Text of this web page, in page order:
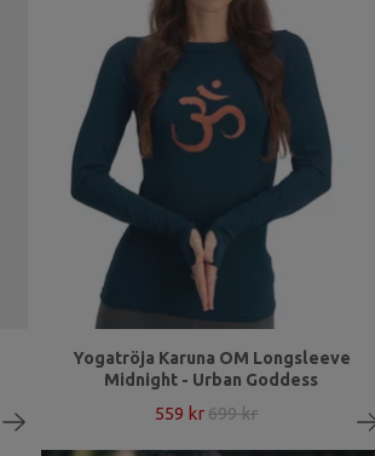
Yogatröja Karuna OM Longsleeve
Midnight - Urban Goddess
559 kr699 kr